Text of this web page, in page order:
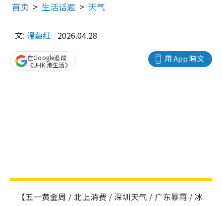
首页 生活话题 天气
文: 溫藹紅 2026.04.28
用 App 睇文
在Google追蹤
《UHK 港生活》
【五一黄金周 / 北上消费 / 深圳天气 / 广东暴雨 / 冰